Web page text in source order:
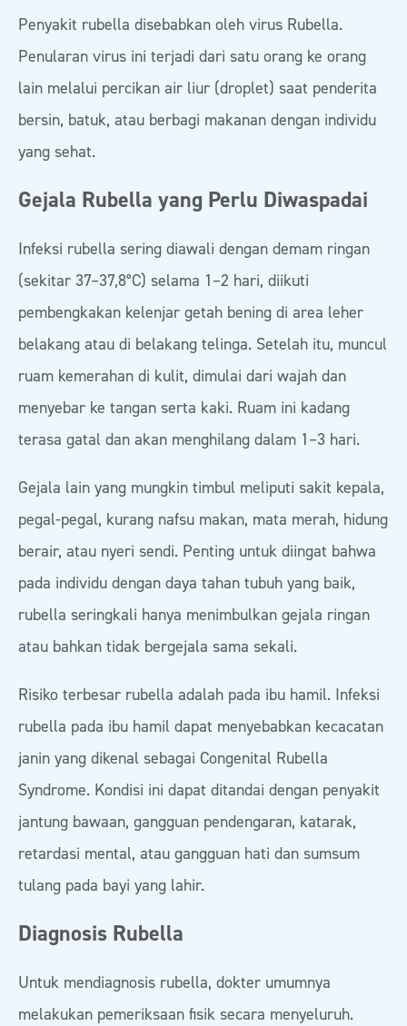
Penyakit rubella disebabkan oleh virus Rubella.
Penularan virus ini terjadi dari satu orang ke orang
lain melalui percikan air liur (droplet) saat penderita
bersin, batuk, atau berbagi makanan dengan individu
yang sehat.
Gejala Rubella yang Perlu Diwaspadai
Infeksi rubella sering diawali dengan demam ringan
(sekitar 37–37,8°C) selama 1–2 hari, diikuti
pembengkakan kelenjar getah bening di area leher
belakang atau di belakang telinga. Setelah itu, muncul
ruam kemerahan di kulit, dimulai dari wajah dan
menyebar ke tangan serta kaki. Ruam ini kadang
terasa gatal dan akan menghilang dalam 1–3 hari.
Gejala lain yang mungkin timbul meliputi sakit kepala,
pegal-pegal, kurang nafsu makan, mata merah, hidung
berair, atau nyeri sendi. Penting untuk diingat bahwa
pada individu dengan daya tahan tubuh yang baik,
rubella seringkali hanya menimbulkan gejala ringan
atau bahkan tidak bergejala sama sekali.
Risiko terbesar rubella adalah pada ibu hamil. Infeksi
rubella pada ibu hamil dapat menyebabkan kecacatan
janin yang dikenal sebagai Congenital Rubella
Syndrome. Kondisi ini dapat ditandai dengan penyakit
jantung bawaan, gangguan pendengaran, katarak,
retardasi mental, atau gangguan hati dan sumsum
tulang pada bayi yang lahir.
Diagnosis Rubella
Untuk mendiagnosis rubella, dokter umumnya
melakukan pemeriksaan fisik secara menyeluruh.